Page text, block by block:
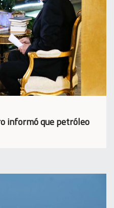
informó que petróleo